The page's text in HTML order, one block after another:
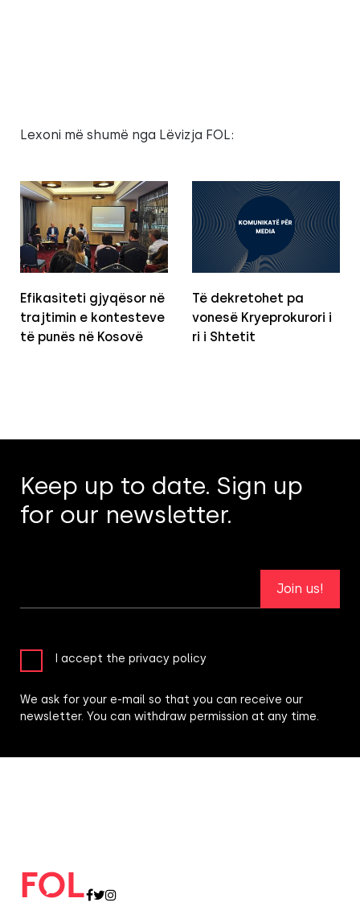
Lexoni më shumë nga Lëvizja FOL:
Efikasiteti gjyqësor në
trajtimin e kontesteve
të punës në Kosovë
Të dekretohet pa
vonesë Kryeprokurori i
ri i Shtetit
Keep up to date. Sign up
for our newsletter.
Join us!
I accept the privacy policy
We ask for your e-mail so that you can receive our
newsletter. You can withdraw permission at any time.